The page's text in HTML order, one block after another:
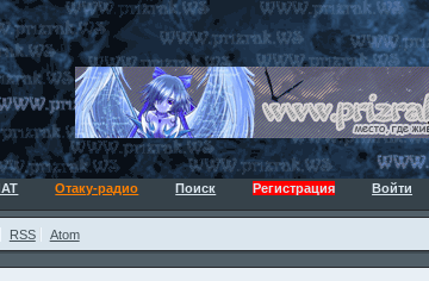
Отаку-радио Поиск Регистрация Войти
RSS Atom